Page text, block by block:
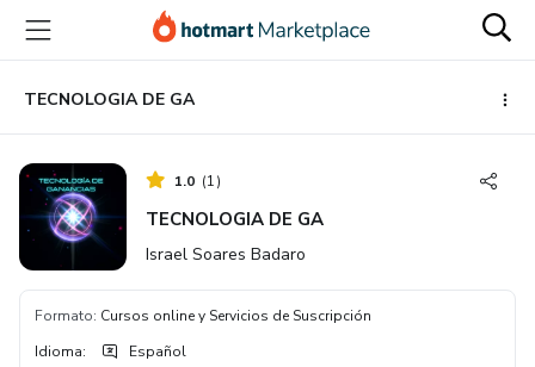
principal
página
de
página
TECNOLOGIA DE GA
1.0 (1)
TECNOLOGIA DE GA
Israel Soares Badaro
Formato: Cursos online y Servicios de Suscripción
Idioma: Español